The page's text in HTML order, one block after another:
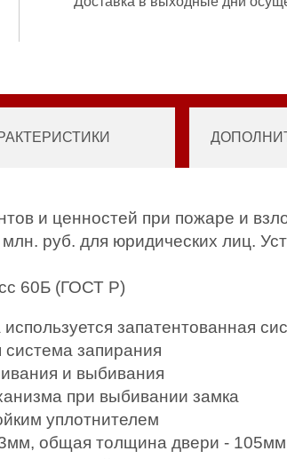
и ценностей при пожаре и
руб. для юридических лиц.
60Б (ГОСТ Р)
запатентованная
система запирания
и выбивания
при выбивании замка
уплотнителем
общая толщина двери - 105мм